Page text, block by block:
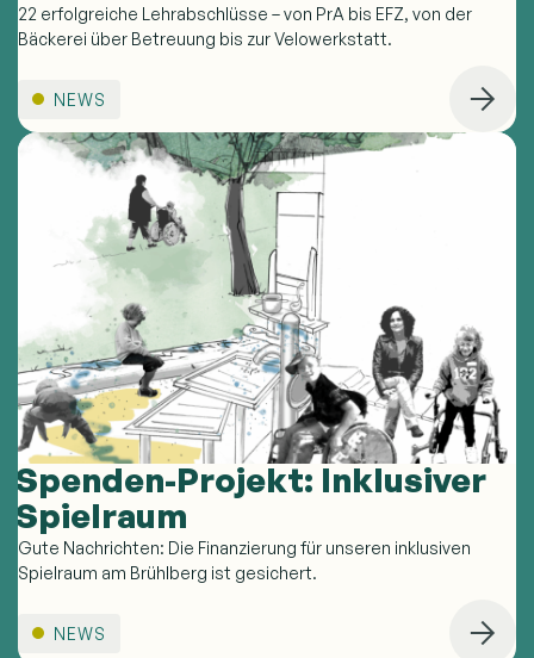
22 erfolgreiche Lehrabschlüsse – von PrA bis EFZ, von der
Bäckerei über Betreuung bis zur Velowerkstatt.
NEWS
Spenden-Projekt: Inklusiver
Spielraum
Gute Nachrichten: Die Finanzierung für unseren inklusiven
Spielraum am Brühlberg ist gesichert.
NEWS